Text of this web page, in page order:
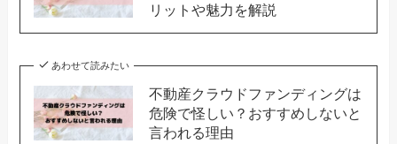
リットや魅力を解説
あわせて読みたい
不動産クラウドファンディングは
危険で怪しい？おすすめしないと
言われる理由